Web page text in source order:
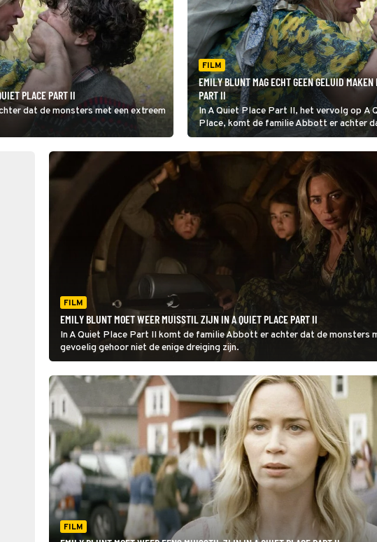
PLACE PART II
dat de monsters met een extreem
FILM
EMILY BLUNT MAG ECHT GEEN GELUID
PART II
In A Quiet Place Part II, het vervolg op A
Place, komt de familie Abbott er achter
monsters met een extreem gevoelig
dreiging zijn.
FILM
EMILY BLUNT MOET WEER MUISSTIL ZIJN IN A QUIET PLACE PART II
In A Quiet Place Part II komt de familie Abbott er achter dat de monsters
gevoelig gehoor niet de enige dreiging zijn.
FILM